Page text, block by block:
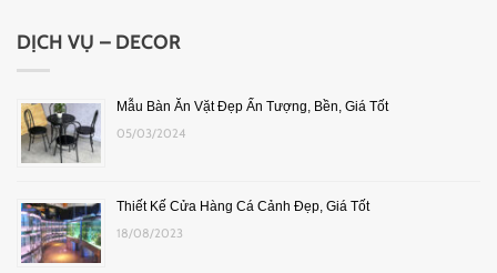
DỊCH VỤ – DECOR
Mẫu Bàn Ăn Vặt Đẹp Ấn Tượng, Bền, Giá Tốt
05/03/2024
Thiết Kế Cửa Hàng Cá Cảnh Đẹp, Giá Tốt
18/08/2023